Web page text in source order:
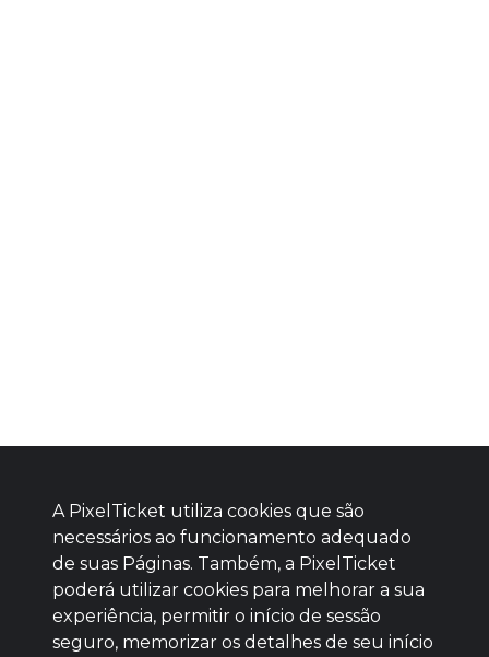
Baixe agora nosso app
A PixelTicket utiliza cookies que são
necessários ao funcionamento adequado
de suas Páginas. Também, a PixelTicket
poderá utilizar cookies para melhorar a sua
experiência, permitir o início de sessão
seguro, memorizar os detalhes de seu início